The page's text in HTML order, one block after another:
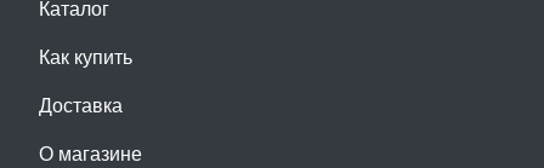
Каталог
Как купить
Доставка
О магазине